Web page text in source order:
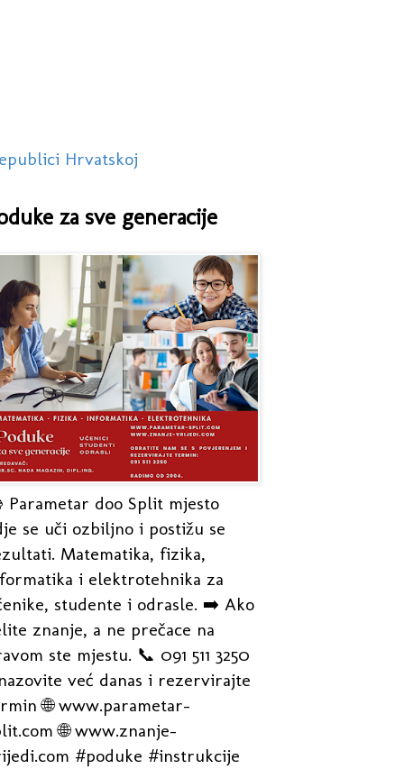
Hrvatskoj
za sve generacije
Parametar doo Split mjesto
se uči ozbiljno i postižu se
Matematika, fizika,
i elektrotehnika za
studente i odrasle. ➡️ Ako
znanje, a ne prečace na
ste mjestu. 📞 091 511 3250
već danas i rezervirajte
🌐 www.parametar-
🌐 www.znanje-
#poduke #instrukcije